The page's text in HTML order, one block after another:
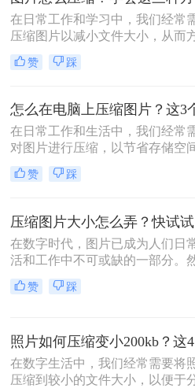
在日常工作和学习中，我们经常
压缩图片以减小文件大小，从而
上传、分享或存储。那么图片怎
缩呢？本文将介绍三种常用的图
赞 踩
在日常工作和生活中，我们经常
对图片进行压缩，以节省存储空
加快图片上传速度。那么怎么在
上压缩图片呢？本文将介绍三种
赞 踩
在数字时代，图片已成为人们日
活和工作中不可或缺的一部分。
而，有时我们遇到的图片文件过
不仅占用存储空间，还影响上传
方法，帮助用户轻松解决图片大
题。
赞 踩
在数字生活中，我们经常需要将
压缩到较小的文件大小，以便于